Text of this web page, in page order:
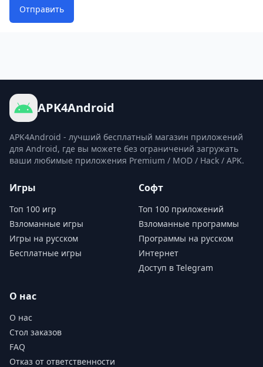
эффективно редактировать фотографии. Вот
некоторые из наиболее часто используемых
Якорь для создания опорных точек.
Геометрия: Создание трехмерного движения.
Петля: Изменение цикла движения для фотографий.
Небо: Добавление движущихся облаков, чтобы
сделать изображение более ярким, чем оригинал.
изображений.
Наложение: Существует множество красивых
эффектов, таких как пузыри, дождь, облака, так что
вы легко сможете выбрать наиболее подходящий
для вас.
Неограниченное количество проектов.
отличается от приложений той же категории,
которые представлены на рынке. Однако
Motionleap обладает рядом преимуществ, а также
Отправить
APK4Android
APK4Android - лучший бесплатный магазин приложений
для Android, где вы можете без ограничений загружать
ваши любимые приложения Premium / MOD / Hack / APK.
Игры
Топ 100 игр
Взломанные игры
Игры на русском
Бесплатные игры
Софт
Топ 100 приложений
Взломанные программы
Программы на русском
Интернет
Доступ в Telegram
О нас
О нас
Стол заказов
FAQ
Отказ от ответственности